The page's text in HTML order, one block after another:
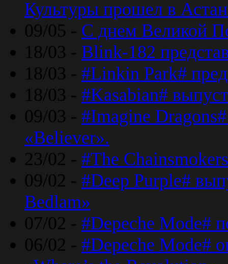
Культуры прошел в
09/05 - С днем Великой
18/03 - Blink-182
18/03 - #Linkin Park#
18/03 - #Kasabian#
09/03 - #Imagine
«Believer».
23/02 - #The
09/02 - #Deep Purple#
Bedlam»
07/02 - #Depeche Mode#
06/02 - #Depeche Mode#